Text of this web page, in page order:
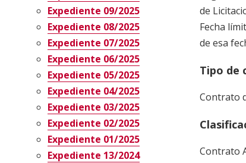
Expediente 09/2025
Expediente 08/2025
Expediente 07/2025
Expediente 06/2025
Expediente 05/2025
Expediente 04/2025
Expediente 03/2025
Expediente 02/2025
Expediente 01/2025
Expediente 13/2024
de
Fecha
de esa
Tipo de
Contrato
Contrato